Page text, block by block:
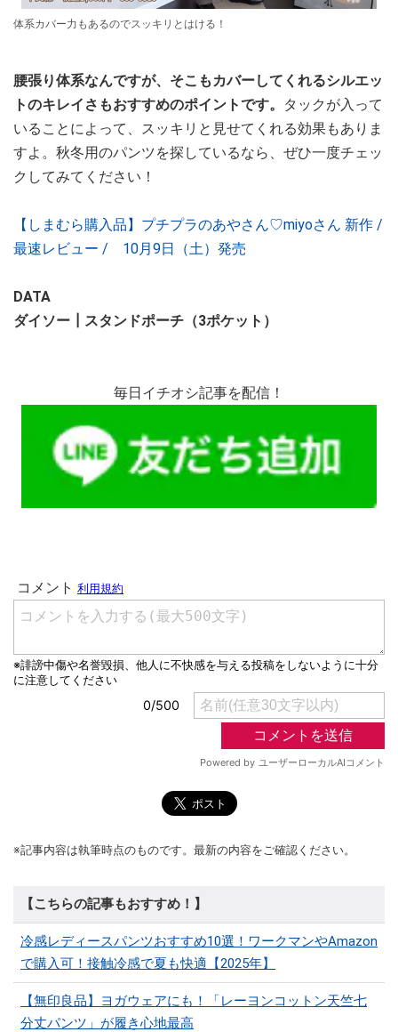
体系カバー力もあるのでスッキリとはける！
腰張り体系なんですが、そこもカバーしてくれるシルエッ
トのキレイさもおすすめのポイントです。
タックが入って
いることによって、スッキリと見せてくれる効果もありま
すよ。秋冬用のパンツを探しているなら、ぜひ一度チェッ
クしてみてください！
【しまむら購入品】プチプラのあやさん♡miyoさん 新作 /
最速レビュー / 10月9日（土）発売
DATA
ダイソー┃スタンドポーチ（3ポケット）
毎日イチオシ記事を配信！
※記事内容は執筆時点のものです。最新の内容をご確認ください。
【こちらの記事もおすすめ！】
冷感レディースパンツおすすめ10選！ワークマンやAmazon
で購入可！接触冷感で夏も快適【2025年】
【無印良品】ヨガウェアにも！「レーヨンコットン天竺七
分丈パンツ」が履き心地最高